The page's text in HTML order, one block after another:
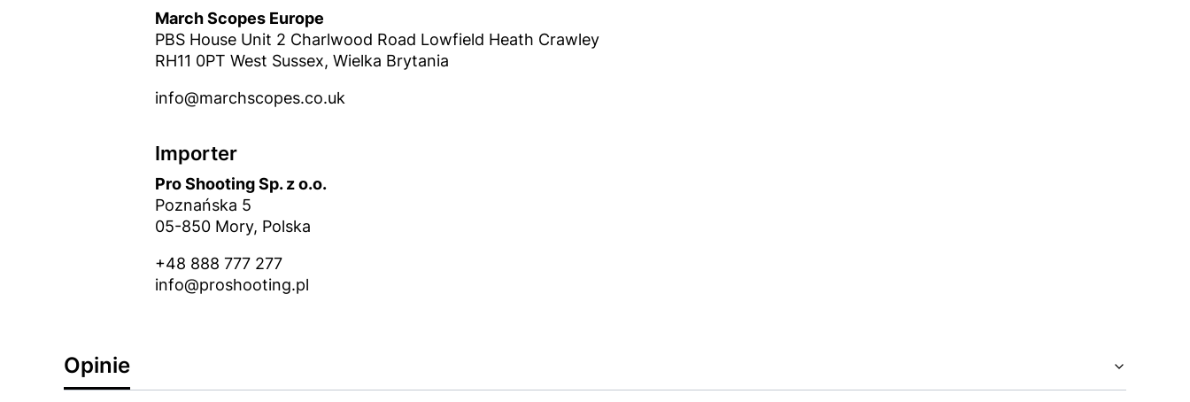
March Scopes Europe
PBS House Unit 2 Charlwood Road Lowfield Heath Crawley
RH11 0PT West Sussex, Wielka Brytania
info@marchscopes.co.uk
Importer
Pro Shooting Sp. z o.o.
Poznańska 5
05-850 Mory, Polska
+48 888 777 277
info@proshooting.pl
Opinie